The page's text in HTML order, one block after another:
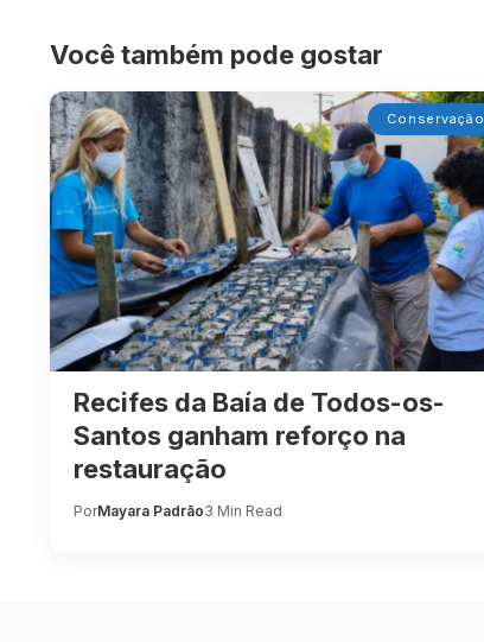
Você também pode gostar
Conservação
Recifes da Baía de Todos-os-
Santos ganham reforço na
restauração
PorMayara Padrão3 Min Read